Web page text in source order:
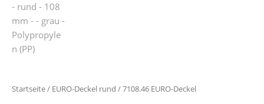
Startseite/ EURO-Deckel rund / 7108.46 EURO-Deckel